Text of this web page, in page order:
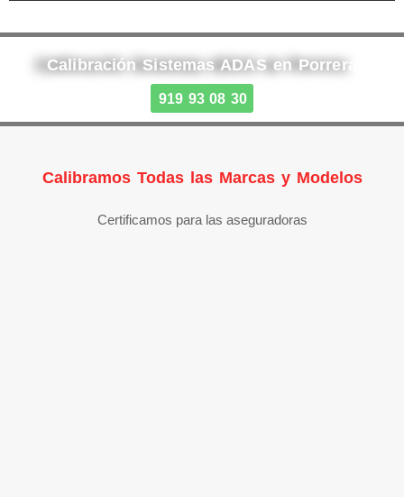
Calibración Sistemas ADAS en Porrera
919 93 08 30
Calibramos Todas las Marcas y Modelos
Certificamos para las aseguradoras